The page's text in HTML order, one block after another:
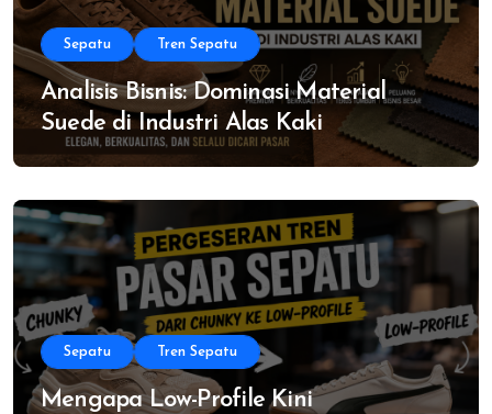
Sepatu Tren Sepatu
Analisis Bisnis: Dominasi Material
Suede di Industri Alas Kaki
Sepatu Tren Sepatu
Mengapa Low-Profile Kini